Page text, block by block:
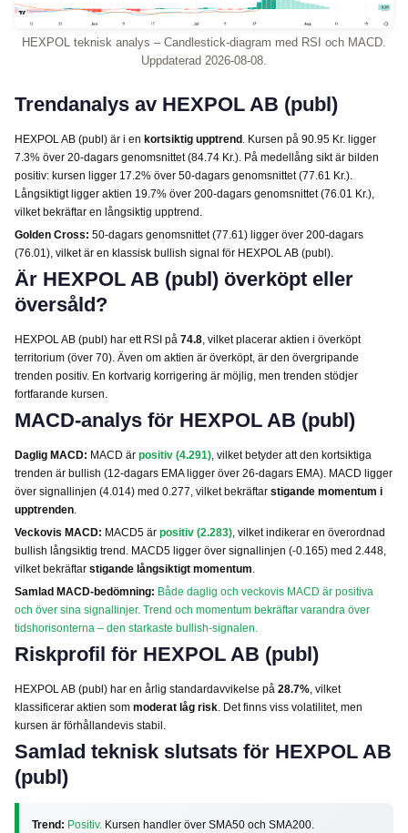
HEXPOL teknisk analys – Candlestick-diagram med RSI och MACD.
Uppdaterad 2026-08-08.
Trendanalys av HEXPOL AB (publ)
HEXPOL AB (publ) är i en kortsiktig upptrend . Kursen på 90.95 Kr. ligger
7.3% över 20-dagars genomsnittet (84.74 Kr.). På medellång sikt är bilden
positiv: kursen ligger 17.2% över 50-dagars genomsnittet (77.61 Kr.).
Långsiktigt ligger aktien 19.7% över 200-dagars genomsnittet (76.01 Kr.),
vilket bekräftar en långsiktig upptrend.
Golden Cross: 50-dagars genomsnittet (77.61) ligger över 200-dagars
(76.01), vilket är en klassisk bullish signal för HEXPOL AB (publ).
Är HEXPOL AB (publ) överköpt eller
översåld?
HEXPOL AB (publ) har ett RSI på 74.8 , vilket placerar aktien i överköpt
territorium (över 70). Även om aktien är överköpt, är den övergripande
trenden positiv. En kortvarig korrigering är möjlig, men trenden stödjer
fortfarande kursen.
MACD-analys för HEXPOL AB (publ)
Daglig MACD: MACD är positiv (4.291) , vilket betyder att den kortsiktiga
trenden är bullish (12-dagars EMA ligger över 26-dagars EMA). MACD ligger
över signallinjen (4.014) med 0.277, vilket bekräftar stigande momentum i
upptrenden
Veckovis MACD: MACD5 är positiv (2.283) , vilket indikerar en överordnad
bullish långsiktig trend. MACD5 ligger över signallinjen (-0.165) med 2.448,
vilket bekräftar stigande långsiktigt momentum
Samlad MACD-bedömning: Både daglig och veckovis MACD är positiva
och över sina signallinjer. Trend och momentum bekräftar varandra över
tidshorisonterna – den starkaste bullish-signalen.
Riskprofil för HEXPOL AB (publ)
HEXPOL AB (publ) har en årlig standardavvikelse på 28.7% , vilket
klassificerar aktien som moderat låg risk . Det finns viss volatilitet, men
kursen är förhållandevis stabil.
Samlad teknisk slutsats för HEXPOL AB
(publ)
Trend: Positiv. Kursen handler över SMA50 och SMA200.